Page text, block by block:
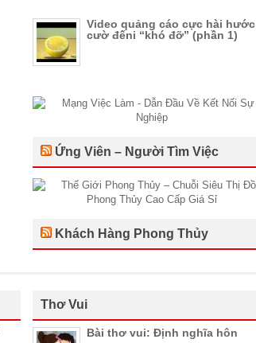
Video quảng cáo cực hài hước
cườ đếni “khó đỡ” (phần 1)
Ứng Viên – Người Tìm Việc
Khách Hàng Phong Thủy
Thơ Vui
Bài thơ vui: Định nghĩa hôn